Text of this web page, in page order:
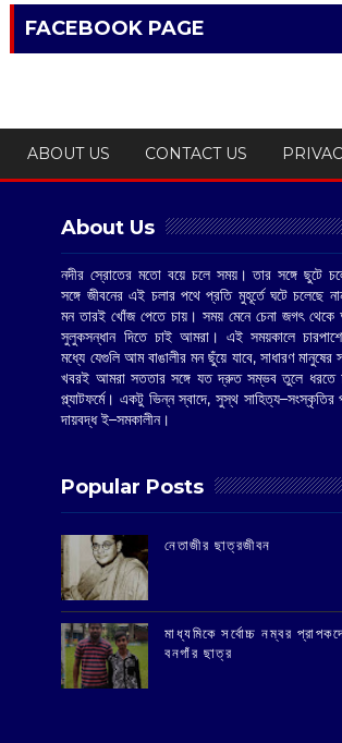
FACEBOOK PAGE
ABOUT US CONTACT US
About Us
নদীর স্রোতের মতো বয়ে চলে সময়। তার সঙ্গে ছুটে
সঙ্গে জীবনের এই চলার পথে প্রতি মুহূর্তে ঘটে চলেছে
মন তারই খোঁজ পেতে চায়। সময় মেনে চেনা জগৎ থেকে
সুলুকসন্ধান দিতে চাই আমরা। এই সময়কালে চারপাশের
মধ্যে যেগুলি আম বাঙালীর মন ছুঁয়ে যাবে, সাধারণ মানুষের
খবরই আমরা সততার সঙ্গে যত দ্রুত সম্ভব তুলে ধরতে
প্ল্যাটফর্মে। একটু ভিন্ন স্বাদে, সুস্থ
দায়বদ্ধ ই–সমকালীন।
Popular Posts
‌নেতাজীর ছাত্রজীবন
মাধ্যমিকে সর্বোচ্চ নম্বর
বনগাঁর ছাত্র